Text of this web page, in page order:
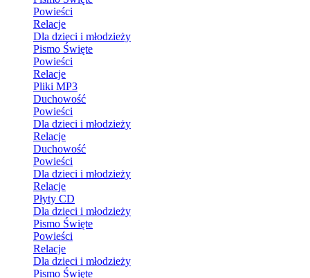
Powieści
Relacje
Dla dzieci i młodzieży
Pismo Święte
Powieści
Relacje
Pliki MP3
Duchowość
Powieści
Dla dzieci i młodzieży
Relacje
Duchowość
Powieści
Dla dzieci i młodzieży
Relacje
Płyty CD
Dla dzieci i młodzieży
Pismo Święte
Powieści
Relacje
Dla dzieci i młodzieży
Pismo Święte